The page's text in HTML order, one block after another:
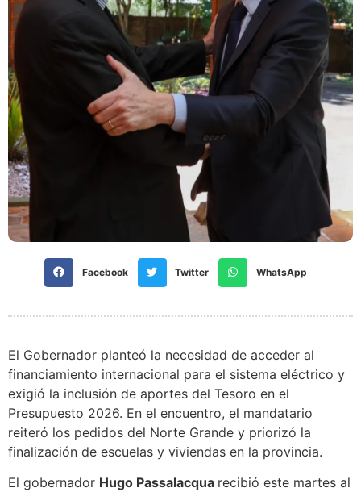
Facebook Twitter WhatsApp
El Gobernador planteó la necesidad de acceder al
financiamiento internacional para el sistema eléctrico y
exigió la inclusión de aportes del Tesoro en el
Presupuesto 2026. En el encuentro, el mandatario
reiteró los pedidos del Norte Grande y priorizó la
finalización de escuelas y viviendas en la provincia.
El gobernador Hugo Passalacqua recibió este martes al